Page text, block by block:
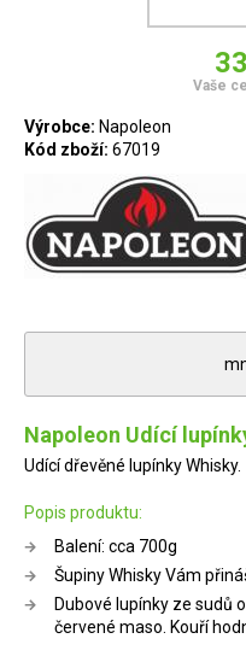
Vaše
Výrobce: Napoleon
Kód zboží: 67019
Napoleon Udící
Udící dřevěné lupínky Whisky.
Popis produktu:
Balení: cca 700g
Šupiny Whisky Vám
Dubové lupínky ze sudů
červené maso. Kouří